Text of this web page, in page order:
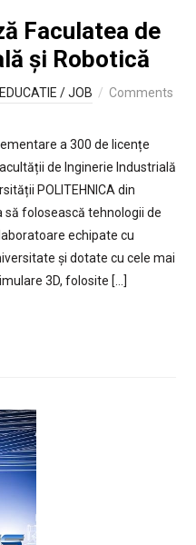
Faculatea de
și Robotică
EDUCATIE / JOB
Comments
a 300 de licențe
de Inginerie Industrială
POLITEHNICA din
să folosească tehnologii de
echipate cu
și dotate cu cele mai
3D, folosite […]